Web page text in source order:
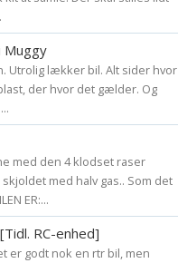
Muggy
Utrolig lækker bil. Alt sider hvor
der hvor det gælder. Og
med den 4 klodset raser
med halv gas.. Som det
ER:...
RC-enhed]
er godt nok en rtr bil, men